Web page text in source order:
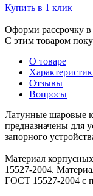
Купить в 1 клик
Оформи рассрочку в
С этим товаром
О товаре
Отзывы
Вопросы
Латунные шаровые
предназначены для
запорного
Материал
15527-2004.
ГОСТ 15527-2004 с